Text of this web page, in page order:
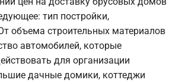
тип постройки,
объема строительных материалов
автомобилей, которые
для организации
дачные домики, коттеджи